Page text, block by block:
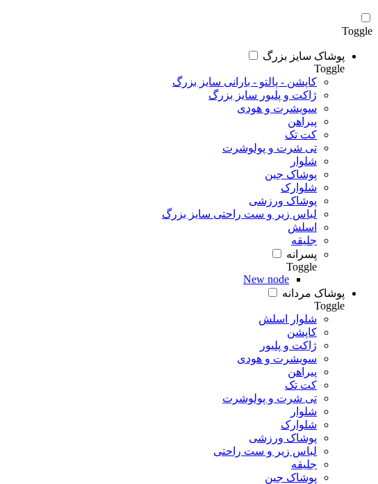
Toggle
پوشاک سایز بزرگ
Toggle
کاپشن - پالتو - بارانی سایز بزرگ
ژاکت و پلیور سایز بزرگ
سویشرت و هودی
پیراهن
کت تک
تی شرت و پولوشرت
شلوار
پوشاک جین
شلوارک
پوشاک ورزشی
لباس زیر و ست راحتی سایز بزرگ
اسلش
جلیقه
پسرانه
Toggle
New node
پوشاک مردانه
Toggle
شلوار اسلش
کاپشن
ژاکت و پلیور
سویشرت و هودی
پیراهن
کت تک
تی شرت و پولوشرت
شلوار
شلوارک
پوشاک ورزشی
لباس زیر و ست راحتی
جلیقه
پوشاک جین